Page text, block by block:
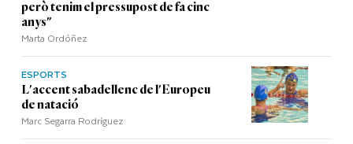
però tenim el pressupost de fa cinc
anys"
Marta Ordóñez
ESPORTS
L'accent sabadellenc de l'Europeu
de natació
Marc Segarra Rodríguez